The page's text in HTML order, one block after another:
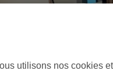
utilisons nos cookies